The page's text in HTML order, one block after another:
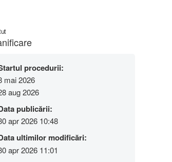
procedurii:
mai 2026
aug 2026
publicării:
apr 2026 10:48
ultimilor modificări:
apr 2026 11:01